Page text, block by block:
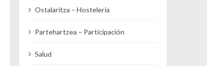
Ostalaritza – Hostelería
Partehartzea – Participación
Salud